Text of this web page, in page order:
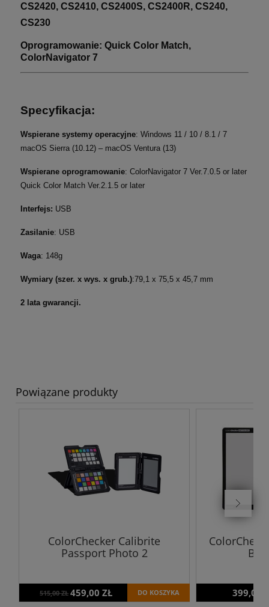
CS2420, CS2410, CS2400S, CS2400R, CS240,
CS230
Oprogramowanie: Quick Color Match,
ColorNavigator 7
Specyfikacja:
Wspierane systemy operacyjne: Windows 11 / 10 / 8.1 / 7
macOS Sierra (10.12) – macOS Ventura (13)
Wspierane oprogramowanie: ColorNavigator 7 Ver.7.0.5 or later
Quick Color Match Ver.2.1.5 or later
Interfejs: USB
Zasilanie: USB
Waga: 148g
Wymiary (szer. x wys. x grub.):79,1 x 75,5 x 45,7 mm
2 lata gwarancji.
Powiązane produkty
ColorChecker Calibrite
Passport Photo 2
515,00 ZŁ 459,00 ZŁ DO KOSZYKA 399,00